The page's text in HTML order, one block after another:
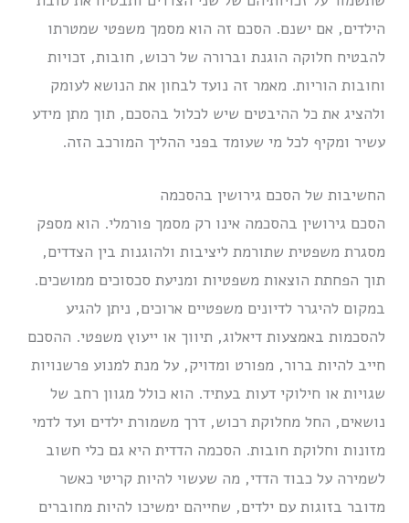
הילדים, אם ישנם. הסכם זה הוא מסמך משפטי שמטרתו
להבטיח חלוקה הוגנת וברורה של רכוש, חובות, זכויות
וחובות הוריות. מאמר זה נועד לבחון את הנושא לעומק
ולהציג את כל ההיבטים שיש לכלול בהסכם, תוך מתן מידע
עשיר ומקיף לכל מי שעומד בפני ההליך המורכב הזה.
החשיבות של הסכם גירושין בהסכמה
הסכם גירושין בהסכמה אינו רק מסמך פורמלי. הוא מספק
מסגרת משפטית שתורמת ליציבות ולהוגנות בין הצדדים,
תוך הפחתת הוצאות משפטיות ומניעת סכסוכים ממושכים.
במקום להיגרר לדיונים משפטיים ארוכים, ניתן להגיע
להסכמות באמצעות דיאלוג, תיווך או ייעוץ משפטי. ההסכם
חייב להיות ברור, מפורט ומדויק, על מנת למנוע פרשנויות
שגויות או חילוקי דעות בעתיד. הוא כולל מגוון רחב של
נושאים, החל מחלוקת רכוש, דרך משמורת ילדים ועד לדמי
מזונות וחלוקת חובות. הסכמה הדדית היא גם כלי חשוב
לשמירה על כבוד הדדי, מה שעשוי להיות קריטי כאשר
מדובר בזוגות עם ילדים, שחייהם ימשיכו להיות מחוברים